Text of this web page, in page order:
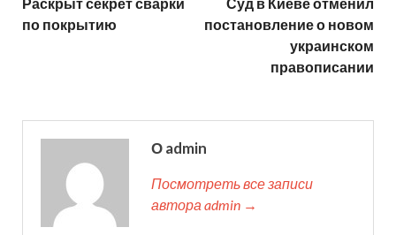
по покрытию
постановление о новом
украинском
правописании
О admin
Посмотреть все записи
автора admin →